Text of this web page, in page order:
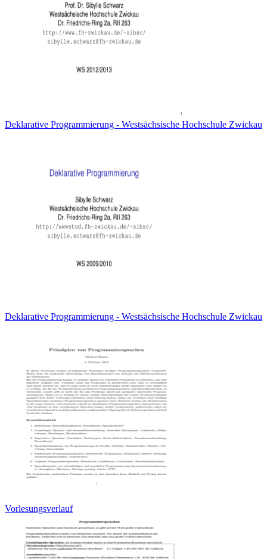
Deklarative Programmierung - Westsächsische Hochschule Zwickau
Deklarative Programmierung - Westsächsische Hochschule Zwickau
Vorlesungsverlauf